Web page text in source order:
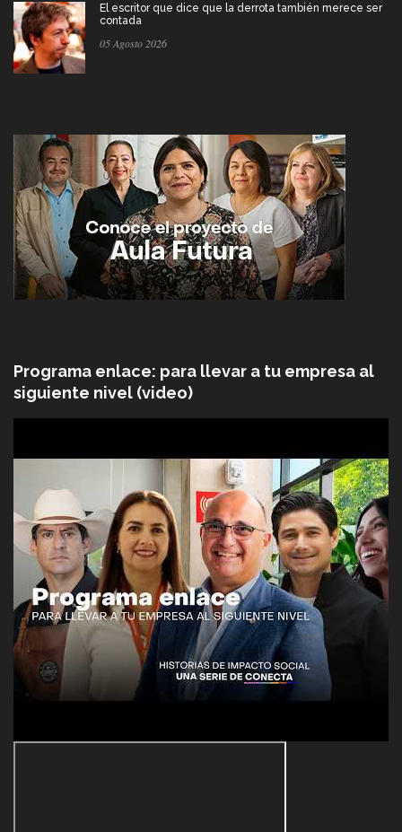
El escritor que dice que la derrota también merece ser
contada
05 Agosto 2026
Programa enlace: para llevar a tu empresa al
siguiente nivel (video)